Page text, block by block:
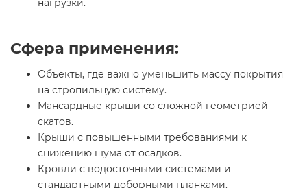
нагрузки.
Сфера применения:
Объекты, где важно уменьшить массу покрытия
на стропильную систему.
Мансардные крыши со сложной геометрией
скатов.
Крыши с повышенными требованиями к
снижению шума от осадков.
Кровли с водосточными системами и
стандартными доборными планками.